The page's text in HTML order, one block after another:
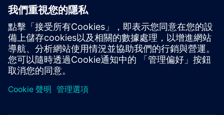
SCE 支援搜尋器
向我們發送有關教育，研究和開發的支持查詢。
您的要求